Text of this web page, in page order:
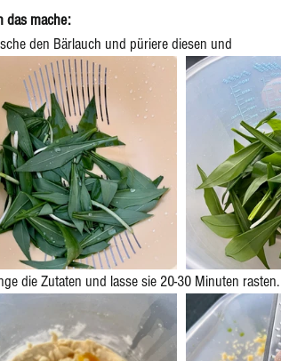
das mache:
den Bärlauch und püriere diesen und
die Zutaten und lasse sie 20-30 Minuten rasten.